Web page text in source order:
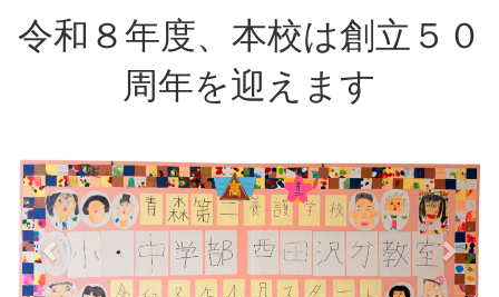
令和８年度、本校は創立５０
周年を迎えます
p
r
e
v
i
e
x
t